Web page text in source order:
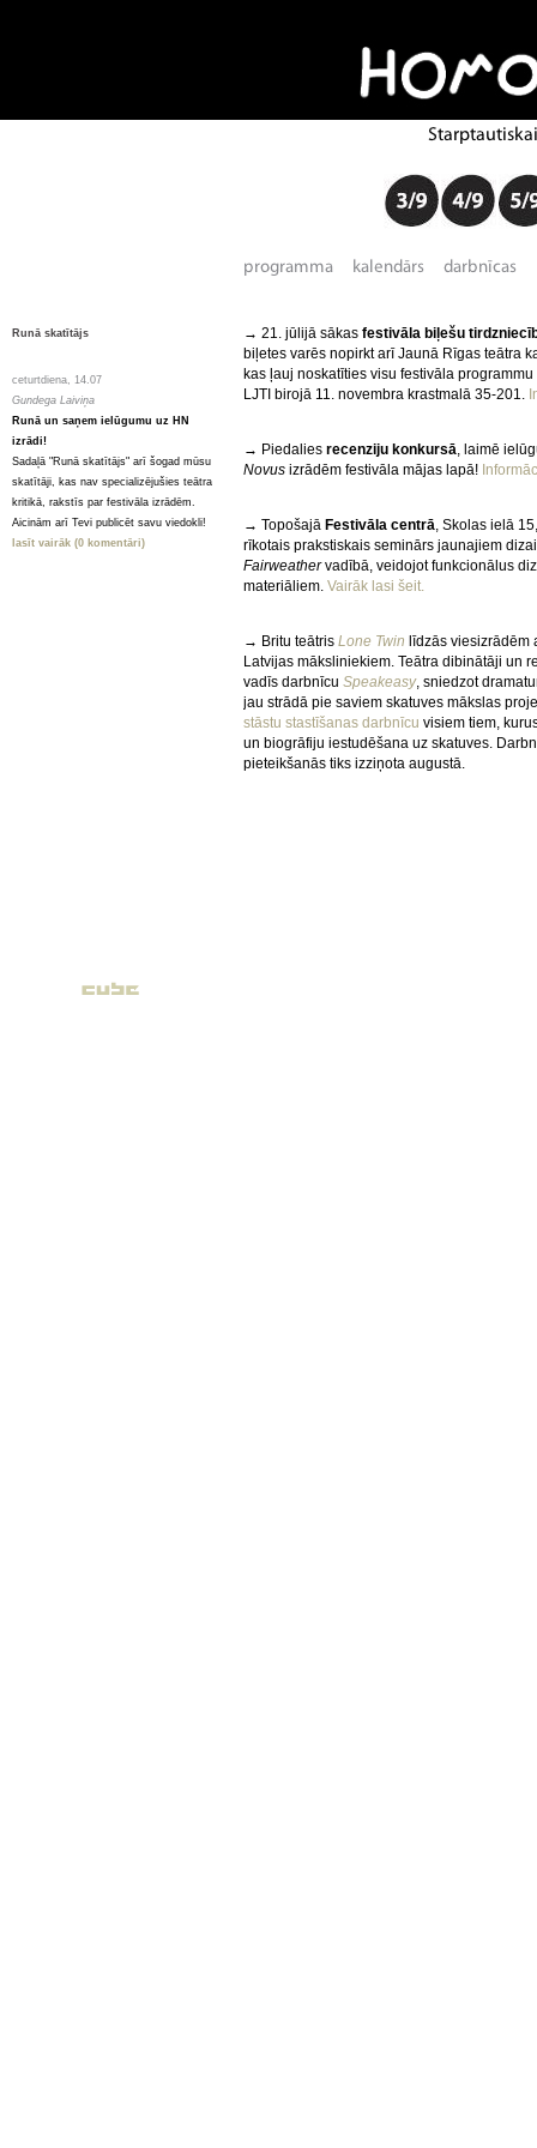
Runā skatītājs
ceturtdiena, 14.07
Gundega Laiviņa
Runā un saņem ielūgumu uz HN
izrādi!
Sadaļā "Runā skatītājs" arī šogad mūsu
skatītāji, kas nav specializējušies teātra
kritikā, rakstīs par festivāla izrādēm.
Aicinām arī Tevi publicēt savu viedokli!
lasīt vairāk (0 komentāri)
→ 21. jūlijā sākas festivāla biļešu
biļetes varēs nopirkt arī Jaunā Rīgas teātra
kas ļauj noskatīties visu festivāla
LJTI birojā 11. novembra krastmalā 35-201.
→ Piedalies recenziju konkursā, laimē
Novus izrādēm festivāla mājas lapā!
→ Topošajā Festivāla centrā, Skolas ielā
rīkotais prakstiskais seminārs jaunajiem
Fairweathervadībā, veidojot funkcionālus
materiāliem. Vairāk lasi šeit.
→ Britu teātris Lone Twin līdzās
Latvijas māksliniekiem. Teātra dibinātāji un
vadīs darbnīcu Speakeasy, sniedzot
jau strādā pie saviem skatuves mākslas
stāstu stastīšanas darbnīcu visiem tiem,
un biogrāfiju iestudēšana uz skatuves.
pieteikšanās tiks izziņota augustā.